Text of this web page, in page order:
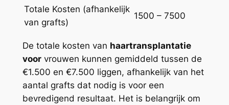
Totale Kosten (afhankelijk
van grafts)
1500 – 7500
De totale kosten van haartransplantatie
voorvrouwen kunnen gemiddeld tussen de
€1.500 en €7.500 liggen, afhankelijk van het
aantal grafts dat nodig is voor een
bevredigend resultaat. Het is belangrijk om